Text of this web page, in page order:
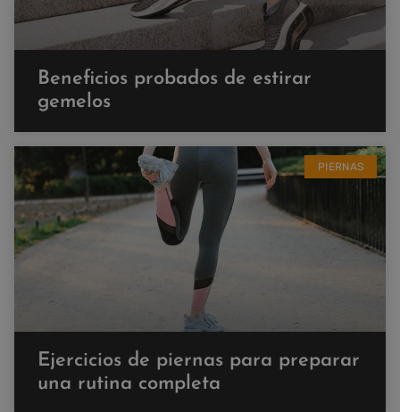
Beneficios probados de estirar
gemelos
PIERNAS
Ejercicios de piernas para preparar
una rutina completa